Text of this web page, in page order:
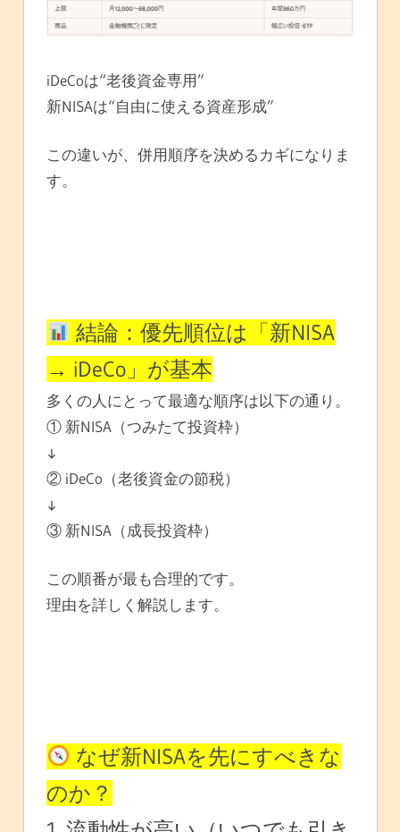
iDeCoは“老後資金専用”
新NISAは“自由に使える資産形成”
この違いが、併用順序を決めるカギになりま
す。
結論：優先順位は「新NISA
→ iDeCo」が基本
多くの人にとって最適な順序は以下の通り。
① 新NISA（つみたて投資枠）
↓
② iDeCo（老後資金の節税）
↓
③ 新NISA（成長投資枠）
この順番が最も合理的です。
理由を詳しく解説します。
なぜ新NISAを先にすべきな
のか？